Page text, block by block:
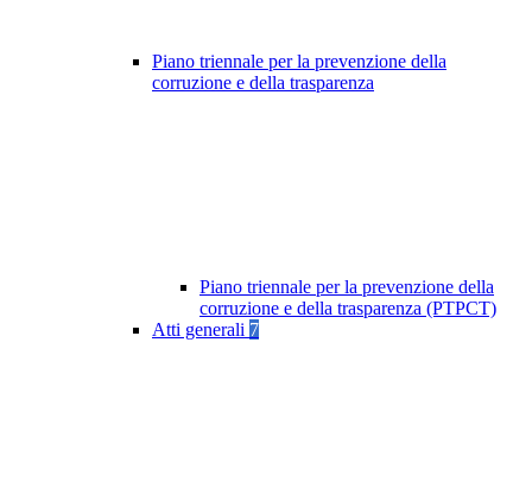
Piano triennale per la prevenzione della
corruzione e della trasparenza
Piano triennale per la prevenzione della
corruzione e della trasparenza (PTPCT)
Atti generali 7